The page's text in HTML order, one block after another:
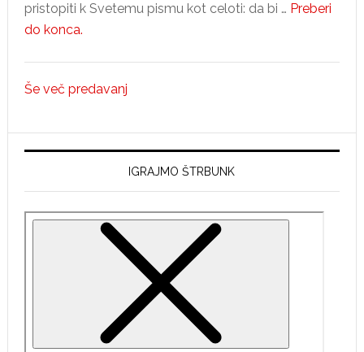
pristopiti k Svetemu pismu kot celoti: da bi … Preberi
do konca.about
–
predavanje,
Velika
Še več predavanj
IGRAJMO ŠTRBUNK